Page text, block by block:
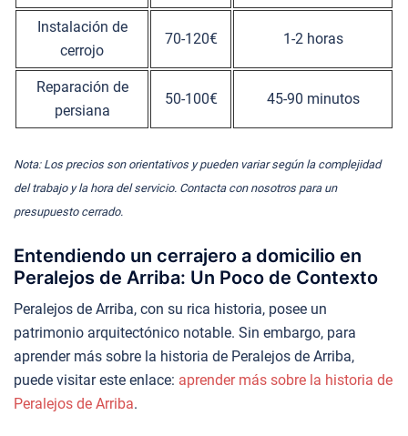
Instalación de
cerrojo
70-120€ 1-2 horas
Reparación de
persiana
50-100€ 45-90 minutos
Nota: Los precios son orientativos y pueden variar según la complejidad
del trabajo y la hora del servicio. Contacta con nosotros para un
presupuesto cerrado.
Entendiendo un cerrajero a domicilio en
Peralejos de Arriba: Un Poco de Contexto
Peralejos de Arriba, con su rica historia, posee un
patrimonio arquitectónico notable. Sin embargo, para
aprender más sobre la historia de Peralejos de Arriba,
puede visitar este enlace: aprender más sobre la historia de
Peralejos de Arriba.